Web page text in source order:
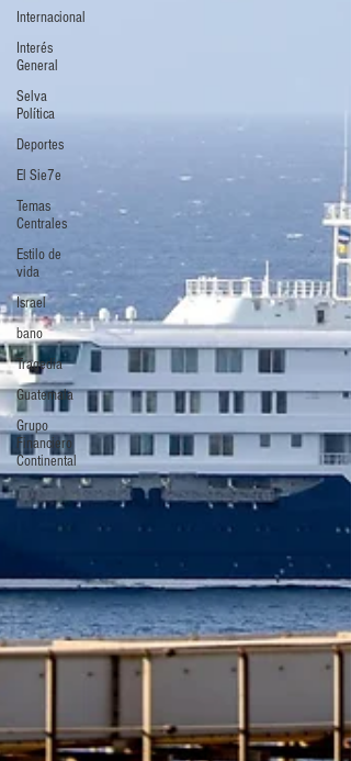
Internacional
Interés
General
Selva
Política
Deportes
El Sie7e
Temas
Centrales
Estilo de
vida
Israel
bano
Tragedia
Guatemala
Grupo
Financiero
Continental